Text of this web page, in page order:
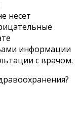
несет
информации
с врачом.